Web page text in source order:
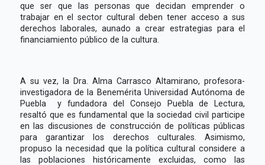
que ser que las personas que decidan emprender o
trabajar en el sector cultural deben tener acceso a sus
derechos laborales, aunado a crear estrategias para el
financiamiento público de la cultura.
A su vez, la Dra. Alma Carrasco Altamirano, profesora-
investigadora de la Benemérita Universidad Autónoma de
Puebla y fundadora del Consejo Puebla de Lectura,
resaltó que es fundamental que la sociedad civil participe
en las discusiones de construcción de políticas públicas
para garantizar los derechos culturales. Asimismo,
propuso la necesidad que la política cultural considere a
las poblaciones históricamente excluidas, como las